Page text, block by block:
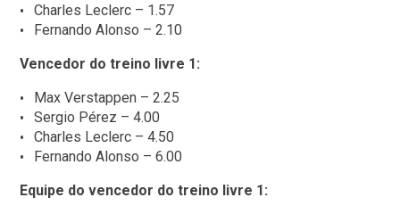
Charles Leclerc – 1.57
Fernando Alonso – 2.10
Vencedor do treino livre 1:
Max Verstappen – 2.25
Sergio Pérez – 4.00
Charles Leclerc – 4.50
Fernando Alonso – 6.00
Equipe do vencedor do treino livre 1: